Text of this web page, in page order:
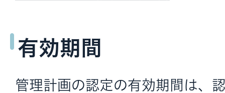
有効期間
管理計画の認定の有効期間は、